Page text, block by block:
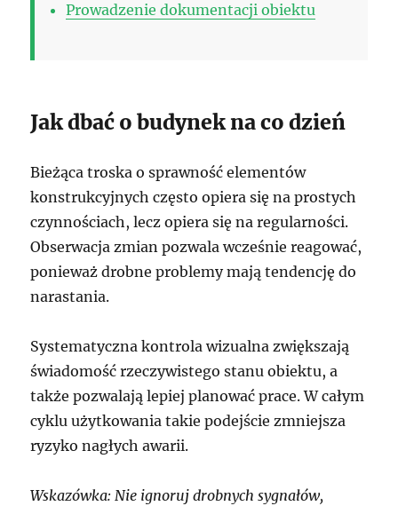
Prowadzenie dokumentacji obiektu
Jak dbać o budynek na co dzień
Bieżąca troska o sprawność elementów
konstrukcyjnych często opiera się na prostych
czynnościach, lecz opiera się na regularności.
Obserwacja zmian pozwala wcześnie reagować,
ponieważ drobne problemy mają tendencję do
narastania.
Systematyczna kontrola wizualna zwiększają
świadomość rzeczywistego stanu obiektu, a
także pozwalają lepiej planować prace. W całym
cyklu użytkowania takie podejście zmniejsza
ryzyko nagłych awarii.
Wskazówka: Nie ignoruj drobnych sygnałów,